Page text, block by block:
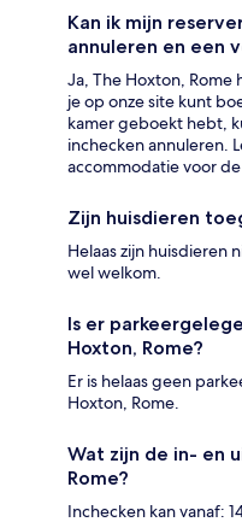
Kan ik mijn
annuleren en een
Ja, The Hoxton,
je op onze site kunt
kamer geboekt hebt,
inchecken annuleren.
accommodatie voor
Zijn huisdieren
Helaas zijn huisdieren
wel welkom.
Is er
Hoxton, Rome?
Er is helaas geen
Hoxton, Rome.
Wat zijn de in- en
Rome?
Inchecken kan vanaf: